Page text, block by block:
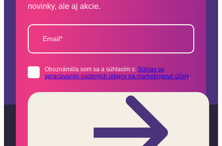
novinky, ale aj akcie.
Email*
Oboznámil/a som sa a súhlasím s: Súhlas so
spracúvaním osobných údajov na marketingové účely.